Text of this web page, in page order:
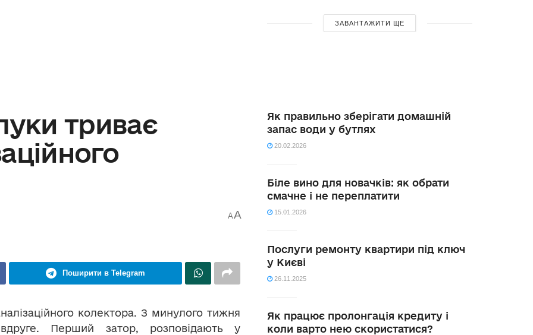
ЗАВАНТАЖИТИ ЩЕ
триває
AA
Поширити в Telegram
колектора. З минулого тижня
Перший затор, розповідають у
Як правильно зберігати домашній
запас води у бутлях
20.02.2026
Біле вино для новачків: як обрати
смачне і не переплатити
15.01.2026
Послуги ремонту квартири під ключ
у Києві
26.11.2025
Як працює пролонгація кредиту і
коли варто нею скористатися?